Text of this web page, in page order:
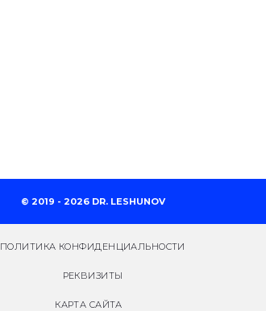
© 2019 - 2026 DR. LESHUNOV
ПОЛИТИКА КОНФИДЕНЦИАЛЬНОСТИ
РЕКВИЗИТЫ
КАРТА САЙТА